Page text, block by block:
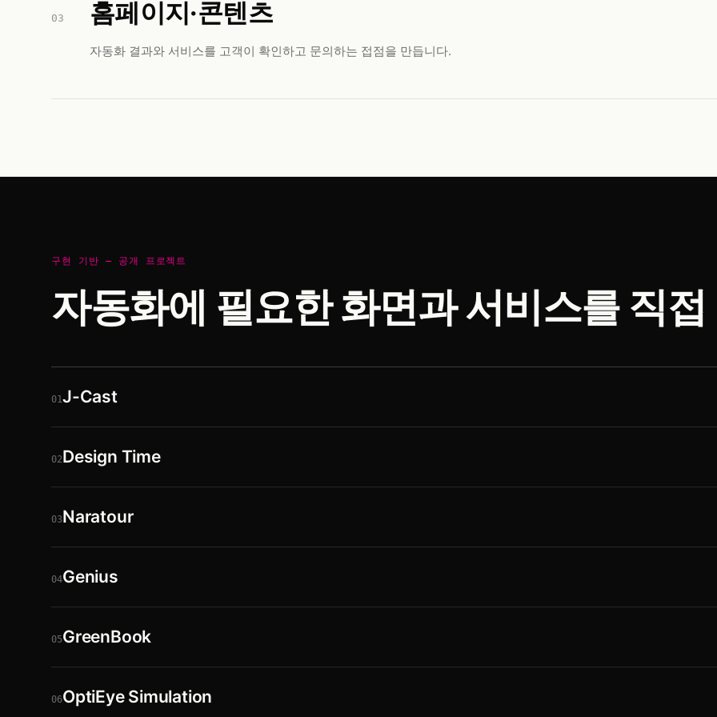
03 홈페이지·콘텐츠
자동화 결과와 서비스를 고객이 확인하고 문의하는 접점을 만듭니다.
구현 기반 — 공개 프로젝트
자동화에 필요한 화면과 서비스를 직
01J-Cast
02Design Time
03Naratour
04Genius
05GreenBook
06OptiEye Simulation